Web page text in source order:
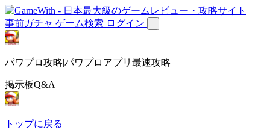
事前ガチャ ゲーム検索 ログイン
パワプロ攻略|パワプロアプリ最速攻略
掲示板Q&A
トップに戻る